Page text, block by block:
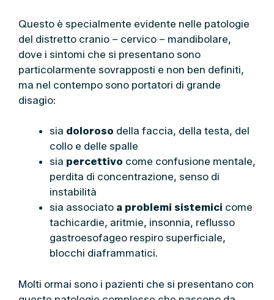
Questo è specialmente evidente nelle patologie
del distretto cranio – cervico – mandibolare,
dove i sintomi che si presentano sono
particolarmente sovrapposti e non ben definiti,
ma nel contempo sono portatori di grande
disagio:
sia doloroso della faccia, della testa, del
collo e delle spalle
sia percettivo come confusione mentale,
perdita di concentrazione, senso di
instabilità
sia associato a problemi sistemici come
tachicardie, aritmie, insonnia, reflusso
gastroesofageo respiro superficiale,
blocchi diaframmatici.
Molti ormai sono i pazienti che si presentano con